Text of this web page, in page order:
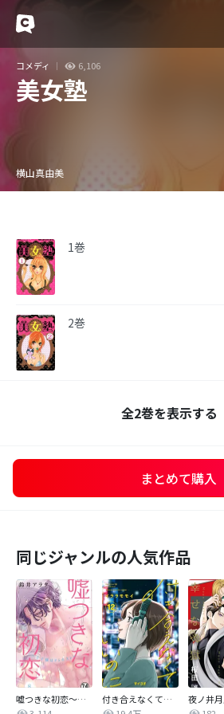
コメディ 6,106
美女塾
横山真由美
1巻
2巻
全2巻を表示する
まとめて購入
同じジャンルの人気作品
嘘つきな初恋～王子様はドSホスト～
付き合えなくていいのに